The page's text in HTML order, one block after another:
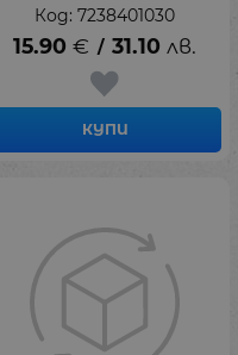
Код: 7238401030
15.90 € / 31.10 лв.
КУПИ